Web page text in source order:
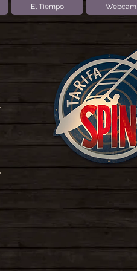
El Tiempo Webcam